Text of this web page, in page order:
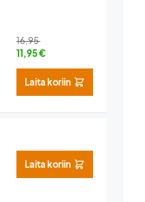
16,95
11,95€
Laita koriin
Laita koriin